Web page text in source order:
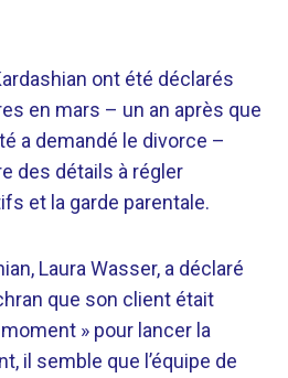
ont été déclarés
en mars – un an après que
a demandé le divorce –
des détails à régler
et la garde parentale.
Laura Wasser, a déclaré
que son client était
» pour lancer la
il semble que l’équipe de